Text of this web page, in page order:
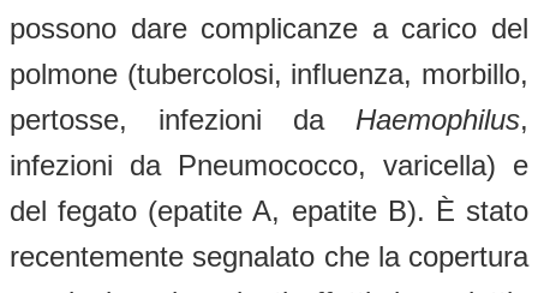
possono dare complicanze a carico del
polmone (tubercolosi, influenza, morbillo,
pertosse, infezioni da Haemophilus,
infezioni da Pneumococco, varicella) e
del fegato (epatite A, epatite B). È stato
recentemente segnalato che la copertura